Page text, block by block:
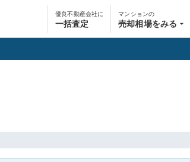
優良不動産会社に
一括査定
マンションの
売却相場をみる